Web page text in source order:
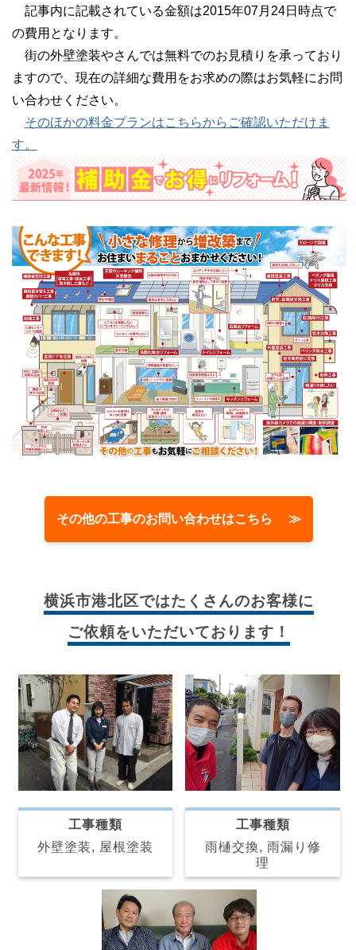
記事内に記載されている金額は2015年07月24日時点で
の費用となります。
街の外壁塗装やさんでは無料でのお見積りを承っており
ますので、現在の詳細な費用をお求めの際はお気軽にお問
い合わせください。
そのほかの料金プランはこちらからご確認いただけま
す。
その他の工事のお問い合わせはこちら ≫
横浜市港北区ではたくさんのお客様に
ご依頼をいただいております！
工事種類
外壁塗装, 屋根塗装
工事種類
雨樋交換, 雨漏り修
理